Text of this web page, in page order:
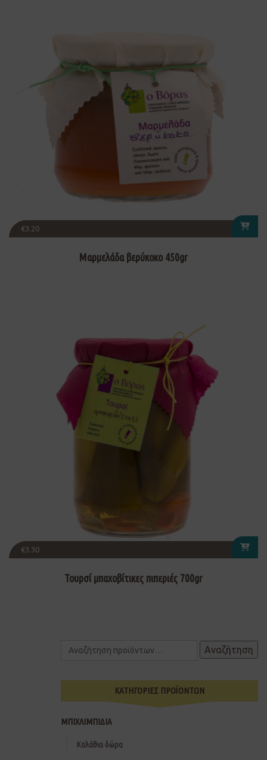
€3.20
Μαρμελάδα βερύκοκο 450gr
€3.30
Τουρσί μπαχοβίτικες πιπεριές 700gr
Αναζήτηση
ΚΑΤΗΓΟΡΙΕΣ ΠΡΟΪΟΝΤΩΝ
ΜΠΙΧΛΙΜΠΙΔΙΑ
Καλάθια δώρα